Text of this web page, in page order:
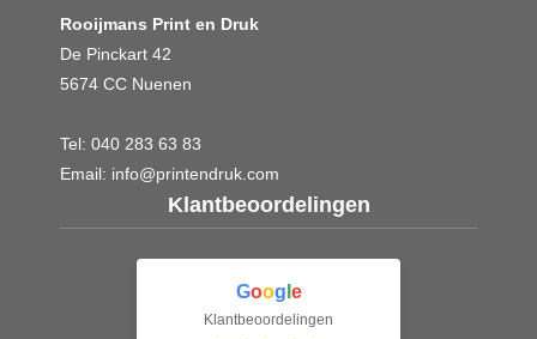
Rooijmans Print en Druk
De Pinckart 42
5674 CC Nuenen
Tel: 040 283 63 83
Email: info@printendruk.com
Klantbeoordelingen
Goog e
Klantbeoordelingen